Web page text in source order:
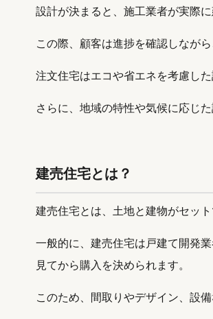
設計が決まると、施工業者が実際に
この際、顧客は進捗を確認しなが
注文住宅はエコや省エネを考慮し
さらに、地域の特性や気候に応じ
建売住宅とは？
建売住宅とは、土地と建物がセッ
一般的に、建売住宅は戸建て開発
見てから購入を決められます。
このため、間取りやデザイン、設